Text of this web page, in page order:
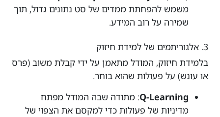
משמש להפחתת ממדים של סט נתונים גדול, תוך
שמירה על רוב המידע.
3. אלגוריתמים של למידת חיזוק
בלמידת חיזוק, המודל מתאמן על ידי קבלת משוב (פרס
או עונש) על פעולות שהוא בוחר.
Q-Learning: מתודה שבה המודל מפתח
מדיניות של פעולות כדי למקסם את הצפוי של